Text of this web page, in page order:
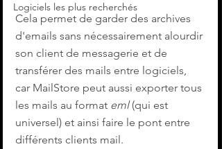
Logiciels les plus recherchés
Cela permet de garder des archives
d'emails sans nécessairement alourdir
son client de messagerie et de
transférer des mails entre logiciels,
car MailStore peut aussi exporter tous
les mails au format eml (qui est
universel) et ainsi faire le pont entre
différents clients mail.